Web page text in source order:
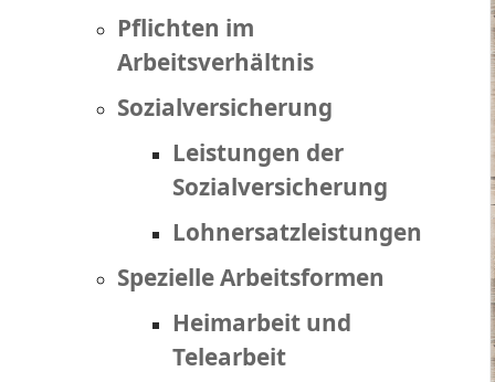
Pflichten im
Arbeitsverhältnis
Sozialversicherung
Leistungen der
Sozialversicherung
Lohnersatzleistungen
Spezielle Arbeitsformen
Heimarbeit und
Telearbeit